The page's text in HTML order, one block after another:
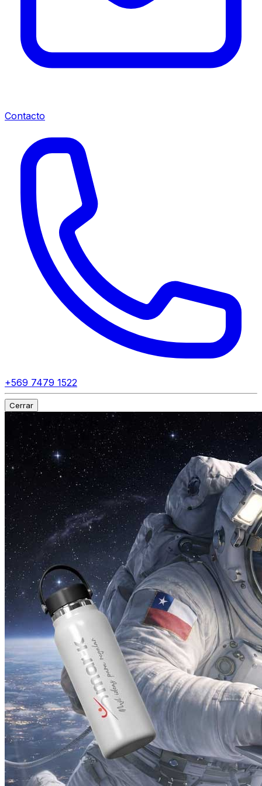
Contacto
+569 7479 1522
Cerrar